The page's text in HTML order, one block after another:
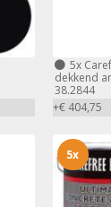
5x
dekkend
38.2844
+€ 404,75
5x